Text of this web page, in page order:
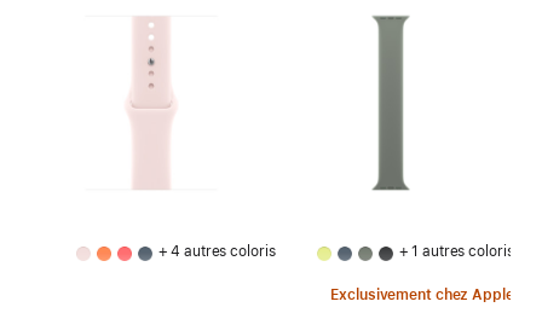
+ 4 autres coloris + 1 autres coloris
Exclusivement chez Apple